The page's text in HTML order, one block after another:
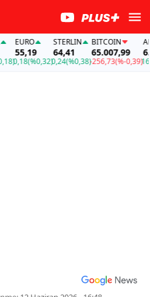
EURO
55,19
0,18(%0,32)
STERLIN
64,41
0,24(%0,38)
BITCOIN
65.007,99
-256,73(%-0,39)